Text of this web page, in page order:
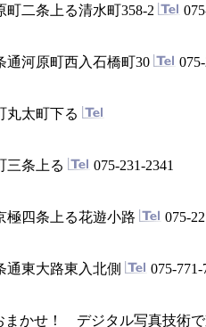
二条上る清水町358-2
通河原町西入石橋町30
丸太町下る
三条上る 075-231-2341
極四条上る花遊小路 075-
通東大路東入北側 075-771-
まかせ！ デジタル写真技術で